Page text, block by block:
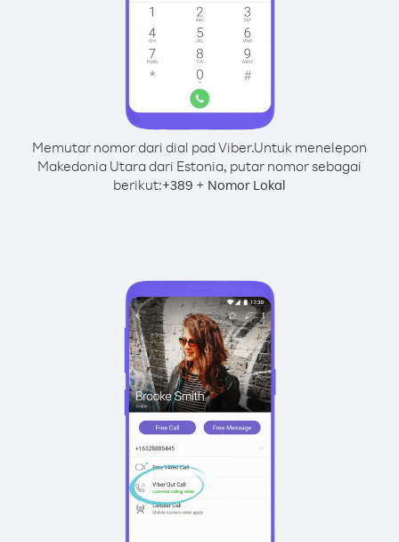
Memutar nomor dari dial pad Viber.Untuk menelepon
Makedonia Utara dari Estonia, putar nomor sebagai
berikut:+389 + Nomor Lokal